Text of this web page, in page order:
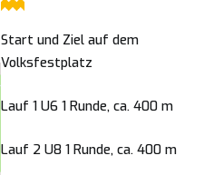
Start und Ziel auf dem
Volksfestplatz
Lauf 1 U6 1 Runde, ca. 400 m
Lauf 2 U8 1 Runde, ca. 400 m